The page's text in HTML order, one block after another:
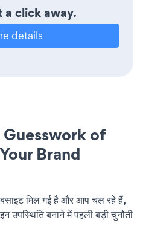
a click away.
details
of
Brand
मिल गई है और आप चल रहे हैं,
उपस्थिति बनाने में पहली बड़ी चुनौती